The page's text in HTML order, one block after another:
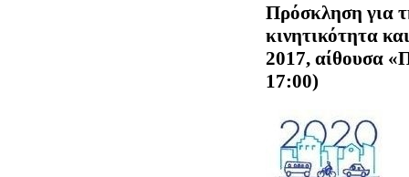
Πρόσκληση για
κινητικότητα
2017, αίθουσα
17:00)